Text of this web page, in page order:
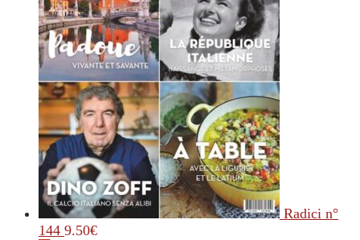
Radici n°
144 9.50€